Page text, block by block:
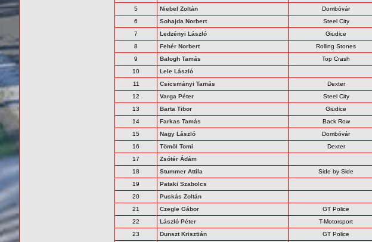
5
Niebel Zoltán Dombóvár
6
Sohajda Norbert Steel City
7
Ledzényi László Giudice
8
Fehér Norbert Rolling Stones
9
Balogh Tamás Top Crash
10
Lele László
11
Csicsmányi Tamás Dexter
12
Varga Péter Steel City
13
Barta Tibor Giudice
14
Farkas Tamás Back Row
15
Nagy László Dombóvár
16
Tömöl Tomi Dexter
17
Zsótér Ádám
18
Stummer Attila Side by Side
19
Pataki Szabolcs
20
Puskás Zoltán
21
Czegle Gábor GT Police
22
László Péter T-Motorsport
23
Dunszt Krisztián GT Police